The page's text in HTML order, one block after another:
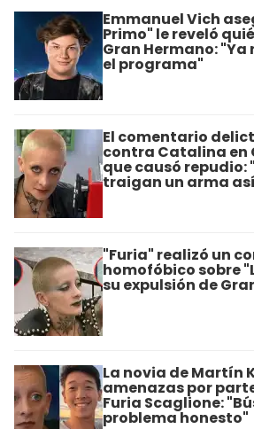
Emmanuel Vich
Primo" le reveló
Gran Hermano:
el programa"
El comentario
contra Catalina en
que causó repudio:
traigan un arma
"Furia" realizó un
homofóbico sobre
su expulsión de
La novia de Martín
amenazas por
Furia Scaglione:
problema honesto"